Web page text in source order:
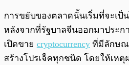
การขยับของตลาดนั้นเริ่มที่จะเป็
หลังจากที่รัฐบาลจีนออกมาประก
เปิดขาย cryptocurrency ที่มีลักษณ
สร้างโปรเจ็คทุกชนิด โดยให้เหตุ